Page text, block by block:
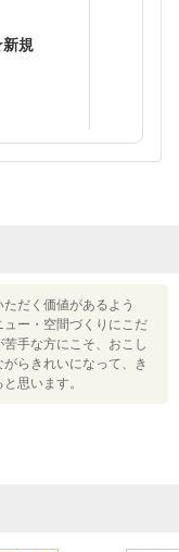
新規
だく価値があるよう
ー・空間づくりにこだ
手な方にこそ、おこし
らきれいになって、き
思います。